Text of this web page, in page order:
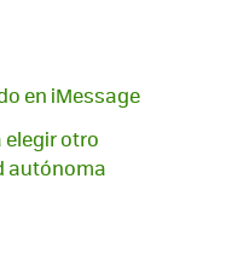
en iMessage
otro
autónoma